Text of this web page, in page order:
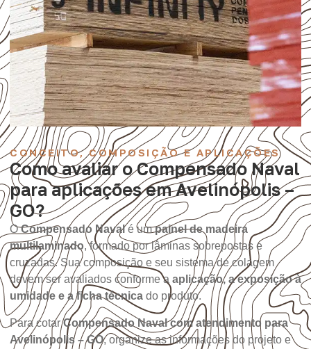
CONCEITO, COMPOSIÇÃO E APLICAÇÕES
Como avaliar o Compensado Naval
para aplicações em Avelinópolis –
GO?
OCompensado Navalé umpainel de madeira
multilaminado, formado por lâminas sobrepostas e
cruzadas. Sua composição e seu sistema de colagem
devem ser avaliados conforme a aplicação, a exposição à
umidade e a ficha técnica do produto.
Para cotarCompensado Naval com atendimento para
Avelinópolis – GO, organize as informações do projeto e